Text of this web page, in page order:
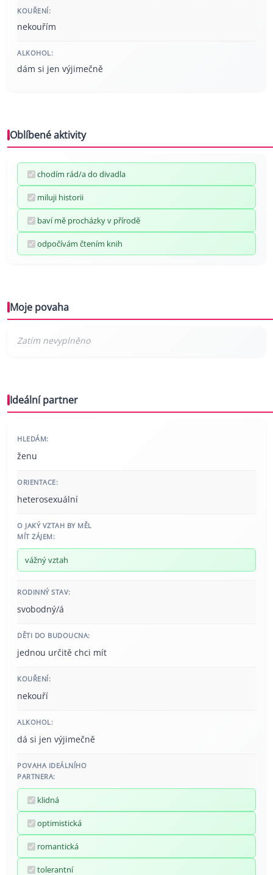
KOUŘENÍ:
nekouřím
ALKOHOL:
dám si jen výjimečně
Oblíbené aktivity
chodím rád/a do divadla
miluji historii
baví mě procházky v přírodě
odpočívám čtením knih
Moje povaha
Ideální partner
HLEDÁM:
ženu
ORIENTACE:
heterosexuální
O JAKÝ VZTAH BY MĚL
MÍT ZÁJEM:
vážný vztah
RODINNÝ STAV:
svobodný/á
DĚTI DO BUDOUCNA:
jednou určitě chci mít
KOUŘENÍ:
nekouří
ALKOHOL:
dá si jen výjimečně
POVAHA IDEÁLNÍHO
PARTNERA:
klidná
optimistická
romantická
tolerantní